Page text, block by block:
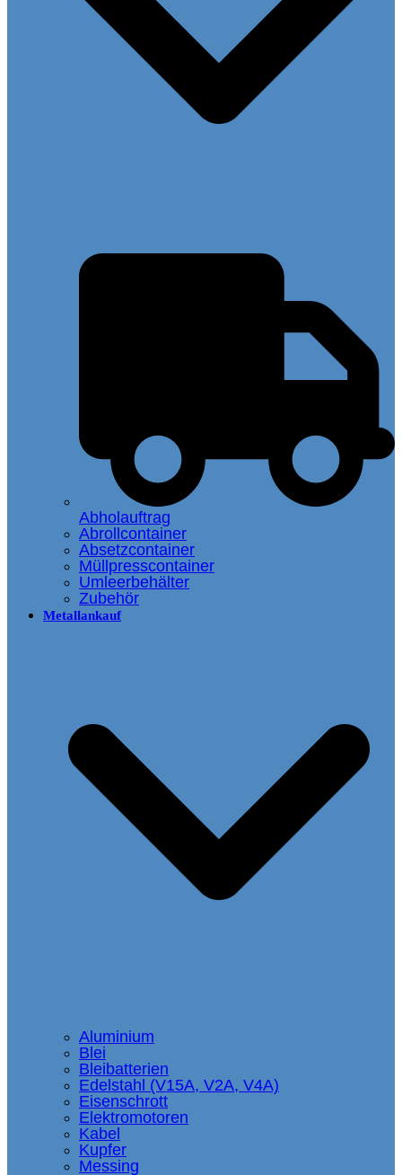
Abholauftrag
Abrollcontainer
Absetzcontainer
Müllpresscontainer
Umleerbehälter
Zubehör
Metallankauf
Aluminium
Blei
Bleibatterien
Edelstahl (V15A, V2A, V4A)
Eisenschrott
Elektromotoren
Kabel
Kupfer
Messing